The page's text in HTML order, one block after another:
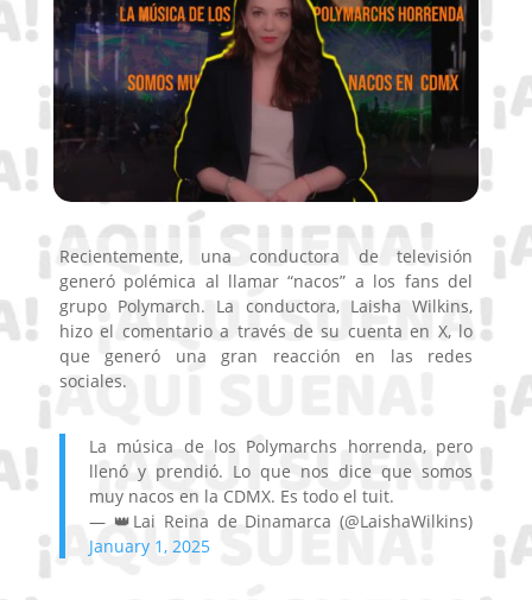
Recientemente, una conductora de televisión
generó polémica al llamar “nacos” a los fans del
grupo Polymarch. La conductora, Laisha Wilkins,
hizo el comentario a través de su cuenta en X, lo
que generó una gran reacción en las redes
sociales.
La música de los Polymarchs horrenda, pero
llenó y prendió. Lo que nos dice que somos
muy nacos en la CDMX. Es todo el tuit.
— 👑Lai Reina de Dinamarca (@LaishaWilkins)
January 1, 2025